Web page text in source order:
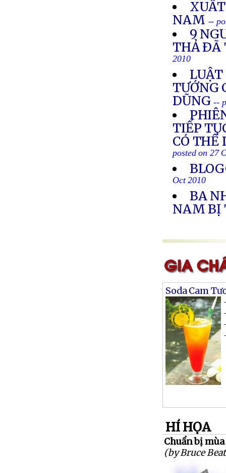
NAM --
9
THẢ ÐÃ
2010
TƯỚNG
DŨNG --
TIẾP
CÓ THỂ
posted on 27
Oct 2010
BA
NAM BỊ
Soda Cam
HÍ HỌA
Chuẩn bị
(by Bruce